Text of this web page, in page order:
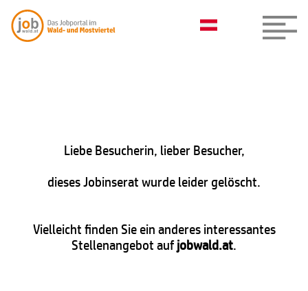
Liebe Besucherin, lieber Besucher,
dieses Jobinserat wurde leider gelöscht.
Vielleicht finden Sie ein anderes interessantes
Stellenangebot aufjobwald.at.